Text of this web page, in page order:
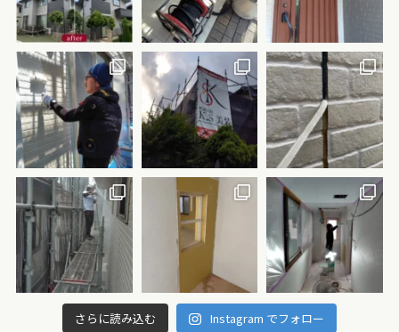
さらに読み込む Instagram でフォロー